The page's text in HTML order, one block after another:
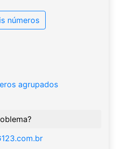
números
agrupados